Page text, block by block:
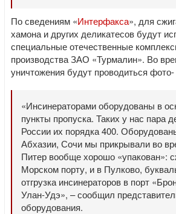
По сведениям «Интерфакса», для
хамона и других деликатесов будут
специальные отечественные
производства ЗАО «Турмалин». Во
уничтожения будут проводиться
«Инсинераторами оборудованы в
пункты пропуска. Таких у нас пара
России их порядка 400.
Абхазии, Сочи мы прикрывали во
Питер вообще хорошо «упакован»:
Морском порту, и в Пулково,
отгрузка инсинераторов в порт
Улан-Удэ», – сообщил
оборудования.